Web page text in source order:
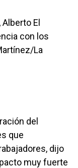
Alberto El
con los
La
del
que
dijo
muy fuerte